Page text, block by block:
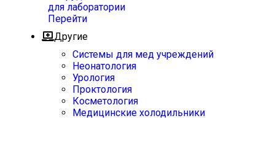
для лаборатории
Перейти
Другие
Системы для мед учреждений
Неонатология
Урология
Проктология
Косметология
Медицинские холодильники